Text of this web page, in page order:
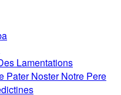
Lamentations
Pater Noster Notre Pere